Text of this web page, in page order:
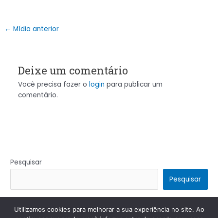
← Mídia anterior
Deixe um comentário
Você precisa fazer o login para publicar um
comentário.
Pesquisar
Pesquisar
Copyright © 2026 | Powered by Tema Astra para WordPress
Utilizamos cookies para melhorar a sua experiência no site. Ao